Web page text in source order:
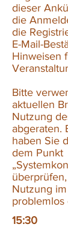
dieser
die
die
E-Mail-
Hinweisen
Bitte
aktuellen
Nutzung
abgeraten.
haben Sie
dem Punkt
Nutzung
problemlos
15:30